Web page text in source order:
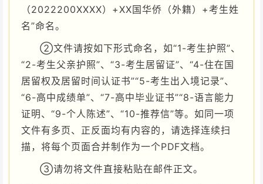
（2022200XXXX）+XX国华侨（外籍）+考生姓
名”命名。
②文件请按如下形式命名，如“1-考生护照”、
“2-考生父亲护照”、“3-考生居留证”、“4-住在国
居留权及居留时间认证书”“5-考生出入境记录”、
“6-高中成绩单”、“7-高中毕业证书”“8-语言能力
证明、“9-个人陈述”、“10-推荐信”等。如同一项
文件有多页、正反面均有内容的，请选择连续扫
描，将每个页面合并制作为一个PDF文档。
③请勿将文件直接粘贴在邮件正文。